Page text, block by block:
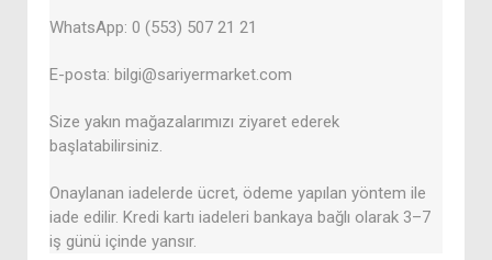
WhatsApp: 0 (553) 507 21 21
E-posta: bilgi@sariyermarket.com
Size yakın mağazalarımızı ziyaret ederek
başlatabilirsiniz.
Onaylanan iadelerde ücret, ödeme yapılan yöntem ile
iade edilir. Kredi kartı iadeleri bankaya bağlı olarak 3–7
iş günü içinde yansır.